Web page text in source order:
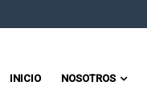
INICIO NOSOTROS